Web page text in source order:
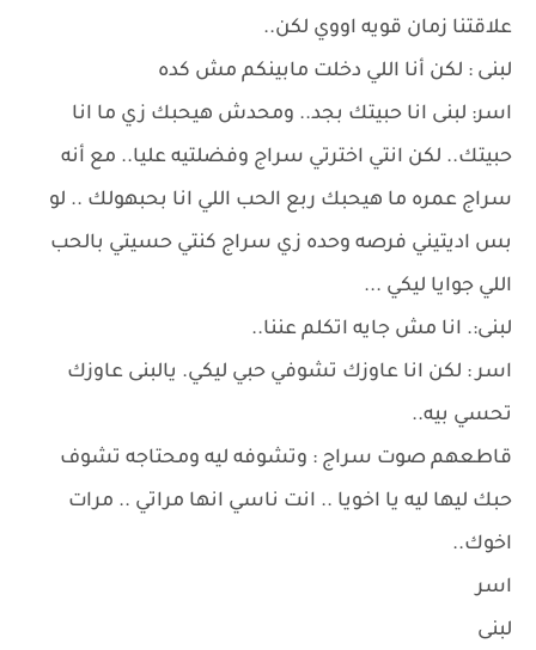
علاقتنا زمان قويه اووي لكن..
لبنى : لكن أنا اللي دخلت مابينكم مش كده
اسر: لبنى انا حبيتك بجد.. ومحدش هيحبك زي ما انا
حبيتك.. لكن انتي اخترتي سراج وفضلتيه عليا.. مع أنه
سراج عمره ما هيحبك ربع الحب اللي انا بحبهولك .. لو
بس اديتيني فرصه وحده زي سراج كنتي حسيتي بالحب
اللي جوايا ليكي ...
لبنى:. انا مش جايه اتكلم عننا..
اسر : لكن انا عاوزك تشوفي حبي ليكي. يالبنى عاوزك
تحسي بيه..
قاطعهم صوت سراج : وتشوفه ليه ومحتاجه تشوف
حبك ليها ليه يا اخويا .. انت ناسي انها مراتي .. مرات
اخوك..
اسر
لبنى